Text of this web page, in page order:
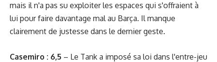
mais il n'a pas su exploiter les espaces qui s'offraient à
lui pour faire davantage mal au Barça. Il manque
clairement de justesse dans le dernier geste.
Casemiro : 6,5 – Le Tank a imposé sa loi dans l'entre-jeu